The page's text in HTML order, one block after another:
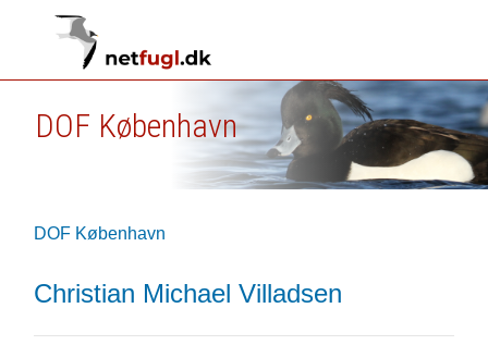
DOF København
DOF København
Christian Michael Villadsen